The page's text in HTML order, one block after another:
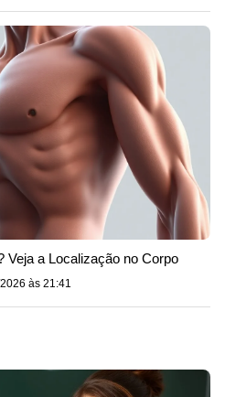
Veja a Localização no Corpo
às 21:41